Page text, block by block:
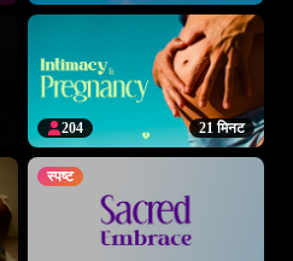
21 मिनट
204
स्पष्ट